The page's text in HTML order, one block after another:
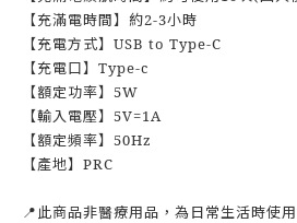
【充滿電時間】約2-3小時
【充電方式】USB to Type-C
【充電口】Type-c
【額定功率】5W
【輸入電壓】5V=1A
【額定頻率】50Hz
【產地】PRC
📍此商品非醫療用品，為日常生活時使用